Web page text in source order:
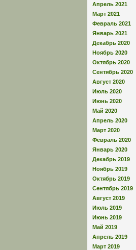
Апрель 2021
Март 2021
Февраль 2021
Январь 2021
Декабрь 2020
Ноябрь 2020
Октябрь 2020
Сентябрь 2020
Август 2020
Июль 2020
Июнь 2020
Май 2020
Апрель 2020
Март 2020
Февраль 2020
Январь 2020
Декабрь 2019
Ноябрь 2019
Октябрь 2019
Сентябрь 2019
Август 2019
Июль 2019
Июнь 2019
Май 2019
Апрель 2019
Март 2019